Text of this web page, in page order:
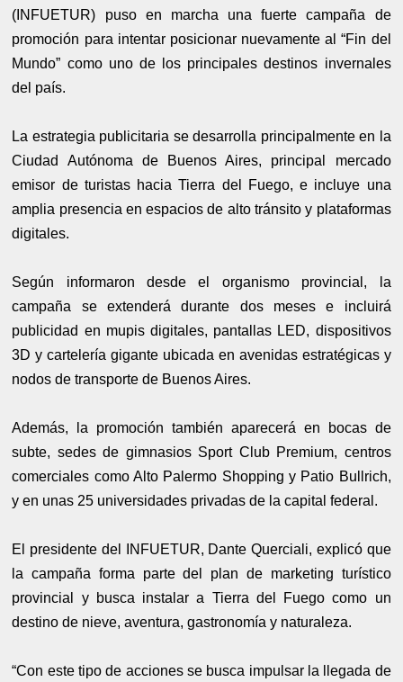
(INFUETUR) puso en marcha una fuerte campaña de
promoción para intentar posicionar nuevamente al “Fin del
Mundo” como uno de los principales destinos invernales
del país.
La estrategia publicitaria se desarrolla principalmente en la
Ciudad Autónoma de Buenos Aires, principal mercado
emisor de turistas hacia Tierra del Fuego, e incluye una
amplia presencia en espacios de alto tránsito y plataformas
digitales.
Según informaron desde el organismo provincial, la
campaña se extenderá durante dos meses e incluirá
publicidad en mupis digitales, pantallas LED, dispositivos
3D y cartelería gigante ubicada en avenidas estratégicas y
nodos de transporte de Buenos Aires.
Además, la promoción también aparecerá en bocas de
subte, sedes de gimnasios Sport Club Premium, centros
comerciales como Alto Palermo Shopping y Patio Bullrich,
y en unas 25 universidades privadas de la capital federal.
El presidente del INFUETUR, Dante Querciali, explicó que
la campaña forma parte del plan de marketing turístico
provincial y busca instalar a Tierra del Fuego como un
destino de nieve, aventura, gastronomía y naturaleza.
“Con este tipo de acciones se busca impulsar la llegada de